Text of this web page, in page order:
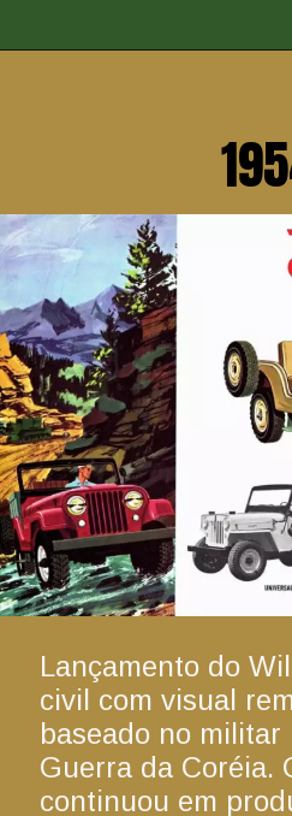
Lançamento do
civil com visual
baseado no militar
Guerra da Coréia.
continuou em